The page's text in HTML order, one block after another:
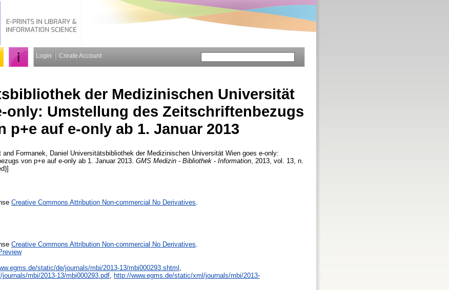
Login Create Account
der Medizinischen Universität
only: Umstellung des Zeitschriftenbezugs
p+e auf e-only ab 1. Januar 2013
and Formanek, Daniel Universitätsbibliothek der Medizinischen Universität Wien goes e-only:
von p+e auf e-only ab 1. Januar 2013. GMS Medizin - Bibliothek - Information , 2013, vol. 13, n.
Creative Commons Attribution Non-commercial No Derivatives
Creative Commons Attribution Non-commercial No Derivatives
static/de/journals/mbi/2013-13/mbi000293.shtml
mbi/2013-13/mbi000293.pdf http://www.egms.de/static/xml/journals/mbi/2013-